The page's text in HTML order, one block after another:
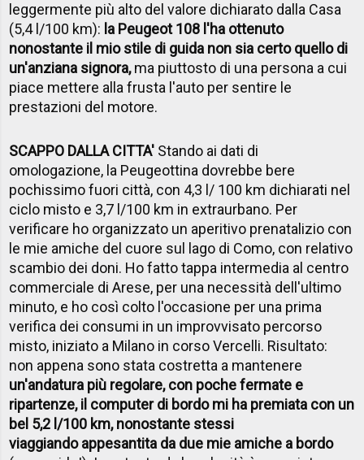
leggermente più alto del valore dichiarato dalla Casa
(5,4 l/100 km): la Peugeot 108 l'ha ottenuto
nonostante il mio stile di guida non sia certo quello di
un'anziana signora,ma piuttosto di una persona a cui
piace mettere alla frusta l'auto per sentire le
prestazioni del motore.
SCAPPO DALLA CITTA' Stando ai dati di
omologazione, la Peugeottina dovrebbe bere
pochissimo fuori città, con 4,3 l/ 100 km dichiarati nel
ciclo misto e 3,7 l/100 km in extraurbano. Per
verificare ho organizzato un aperitivo prenatalizio con
le mie amiche del cuore sul lago di Como, con relativo
scambio dei doni. Ho fatto tappa intermedia al centro
commerciale di Arese, per una necessità dell'ultimo
minuto, e ho così colto l'occasione per una prima
verifica dei consumi in un improvvisato percorso
misto, iniziato a Milano in corso Vercelli. Risultato:
non appena sono stata costretta a mantenere
un'andatura più regolare, con poche fermate e
ripartenze, il computer di bordo mi ha premiata con un
bel 5,2 l/100 km, nonostante stessi
viaggiando appesantita da due mie amiche a bordo